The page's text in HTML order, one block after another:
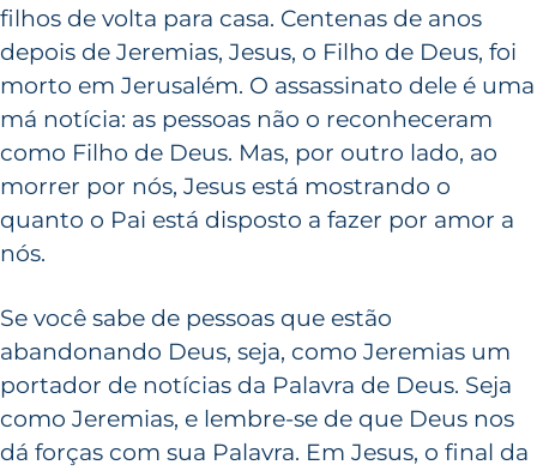
filhos de volta para casa. Centenas de anos
depois de Jeremias, Jesus, o Filho de Deus, foi
morto em Jerusalém. O assassinato dele é uma
má notícia: as pessoas não o reconheceram
como Filho de Deus. Mas, por outro lado, ao
morrer por nós, Jesus está mostrando o
quanto o Pai está disposto a fazer por amor a
nós.
Se você sabe de pessoas que estão
abandonando Deus, seja, como Jeremias um
portador de notícias da Palavra de Deus. Seja
como Jeremias, e lembre-se de que Deus nos
dá forças com sua Palavra. Em Jesus, o final da